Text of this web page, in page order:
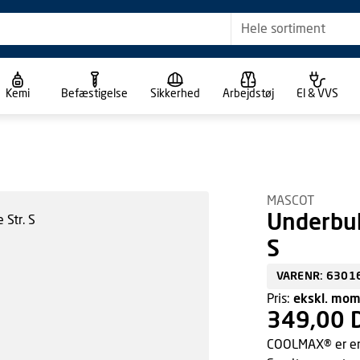
Hele sortiment
Kemi Befæstigelse Sikkerhed Arbejdstøj El & VVS
MASCOT
S
VARENR:
Pris: ekskl.
349,00
COOLMAX® er